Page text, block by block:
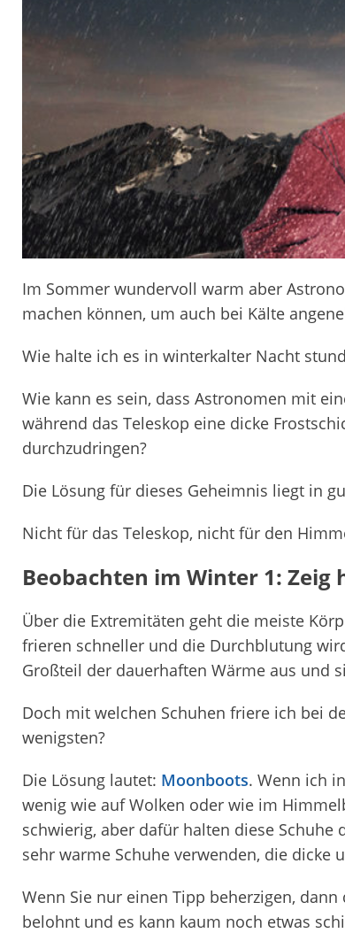
Im Sommer wundervoll warm aber
machen können, um auch bei Kälte
Wie halte ich es in winterkalter Nacht
Wie kann es sein, dass Astronomen mit
während das Teleskop eine dicke
durchzudringen?
Die Lösung für dieses Geheimnis liegt in
Nicht für das Teleskop, nicht für den
Beobachten im Winter 1: Zeig
Über die Extremitäten geht die meiste
frieren schneller und die Durchblutung
Großteil der dauerhaften Wärme aus und
Doch mit welchen Schuhen friere ich bei
wenigsten?
Die Lösung lautet: Moonboots. Wenn ich
wenig wie auf Wolken oder wie im
schwierig, aber dafür halten diese
sehr warme Schuhe verwenden, die dicke
Wenn Sie nur einen Tipp beherzigen,
belohnt und es kann kaum noch etwas